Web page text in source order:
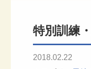
特別訓練
2018.02.22